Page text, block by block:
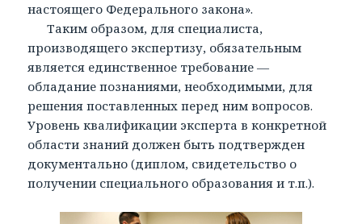
настоящего Федерального закона».
Таким образом, для специалиста,
производящего экспертизу, обязательным
является единственное требование —
обладание познаниями, необходимыми, для
решения поставленных перед ним вопросов.
Уровень квалификации эксперта в конкретной
области знаний должен быть подтвержден
документально (диплом, свидетельство о
получении специального образования и т.п.).